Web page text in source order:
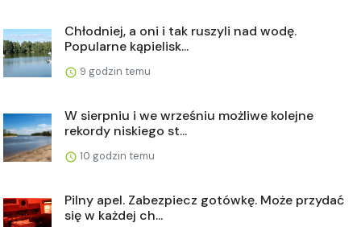
Chłodniej, a oni i tak ruszyli nad wodę.
Popularne kąpielisk...
9 godzin temu
W sierpniu i we wrześniu możliwe kolejne
rekordy niskiego st...
10 godzin temu
Pilny apel. Zabezpiecz gotówkę. Może przydać
się w każdej ch...